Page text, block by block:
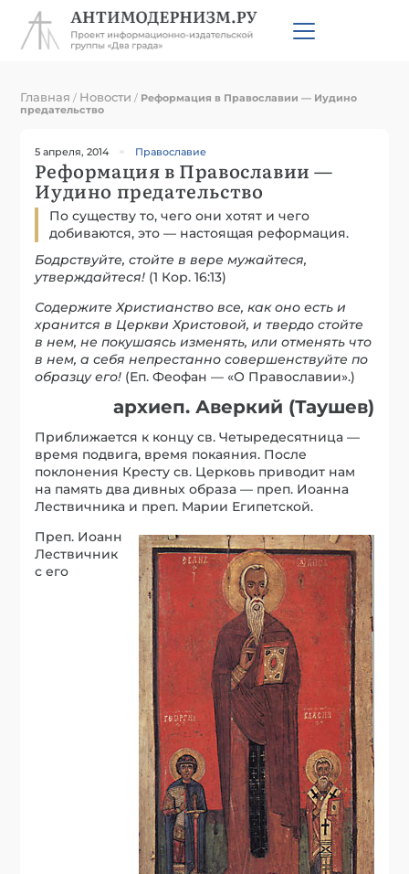
Главная / Новости / Реформация в Православии — Иудино
предательство
5 апреля, 2014 Православие
Реформация в Православии —
Иудино предательство
По существу то, чего они хотят и чего
добиваются, это — настоящая реформация.
Бодрствуйте, стойте в вере мужайтеся,
утверждайтеся! (1 Кор. 16:13)
Содержите Христианство все, как оно есть и
хранится в Церкви Христовой, и твердо стойте
в нем, не покушаясь изменять, или отменять что
в нем, а себя непрестанно совершенствуйте по
образцу его! (Еп. Феофан — «О Православии».)
архиеп. Аверкий (Таушев)
Приближается к концу св. Четыредесятница —
время подвига, время покаяния. После
поклонения Кресту св. Церковь приводит нам
на память два дивных образа — преп. Иоанна
Лествичника и преп. Марии Египетской.
Преп. Иоанн
Лествичник
с его